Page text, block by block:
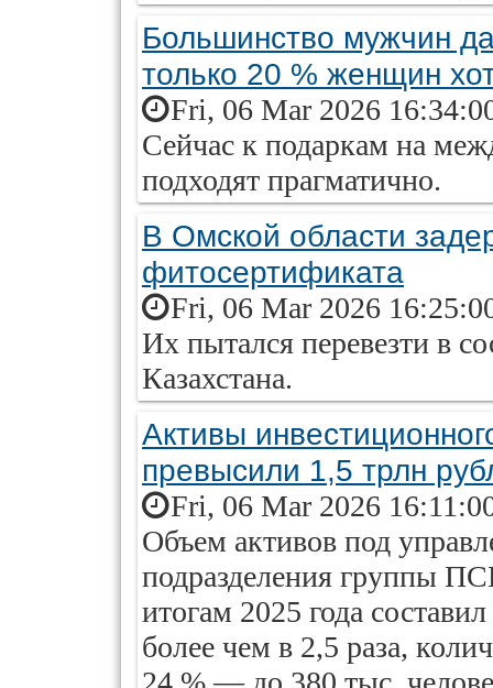
Большинство мужчин
только 20 % женщин
Fri, 06 Mar 2026
Сейчас к подаркам на
подходят прагматично.
В Омской области
фитосертификата
Fri, 06 Mar 2026
Их пытался перевезти в
Казахстана.
Активы
превысили 1,5 трлн
Fri, 06 Mar 2026
Объем активов под
подразделения группы
итогам 2025 года
более чем в 2,5 раза,